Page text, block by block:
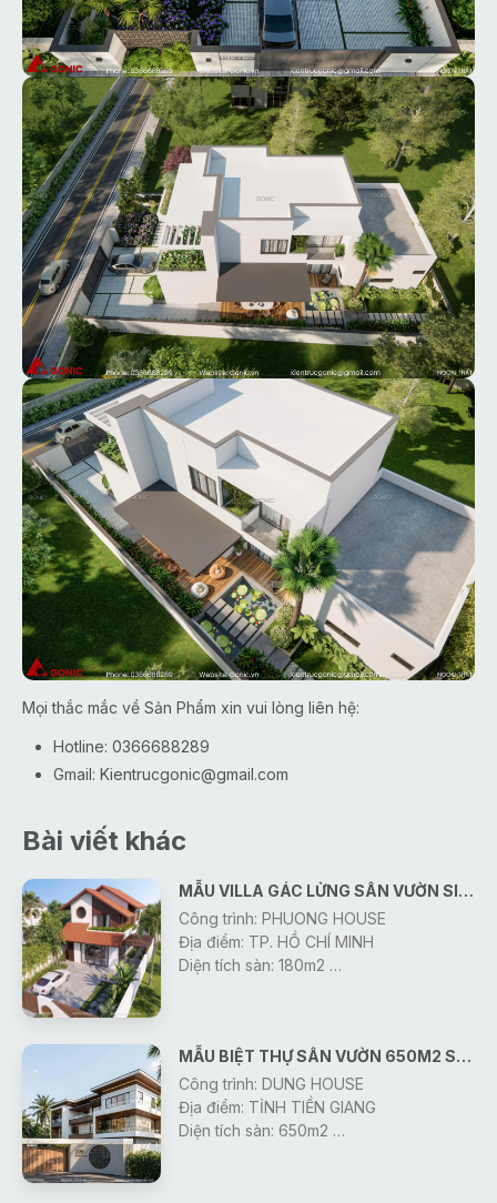
Mọi thắc mắc về Sản Phẩm xin vui lòng liên hệ:
Hotline: 0366688289
Gmail: Kientrucgonic@gmail.com
Bài viết khác
MẪU VILLA GÁC LỬNG SÂN VƯỜN SIÊU ĐẸP
Công trình: PHUONG HOUSE
Địa điểm: TP. HỒ CHÍ MINH
Diện tích sàn: 180m2
MẪU BIỆT THỰ SÂN VƯỜN 650M2 SÀN
Công trình: DUNG HOUSE
Địa điểm: TỈNH TIỀN GIANG
Diện tích sàn: 650m2